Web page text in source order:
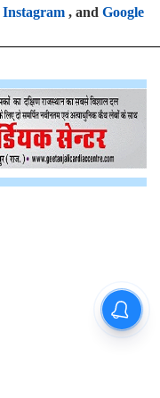
Instagram, and Google